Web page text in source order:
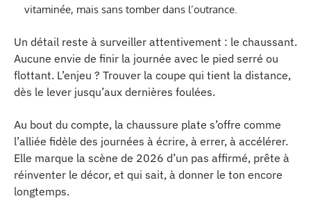
vitaminée, mais sans tomber dans l’outrance.
Un détail reste à surveiller attentivement : le chaussant.
Aucune envie de finir la journée avec le pied serré ou
flottant. L’enjeu ? Trouver la coupe qui tient la distance,
dès le lever jusqu’aux dernières foulées.
Au bout du compte, la chaussure plate s’offre comme
l’alliée fidèle des journées à écrire, à errer, à accélérer.
Elle marque la scène de 2026 d’un pas affirmé, prête à
réinventer le décor, et qui sait, à donner le ton encore
longtemps.